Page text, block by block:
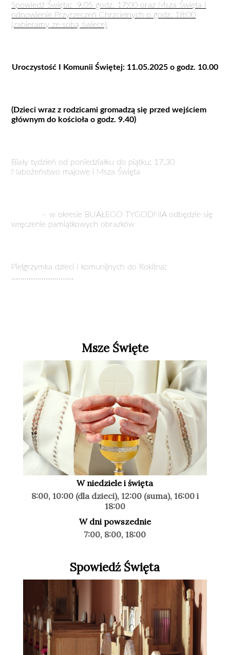
Spowiedź Święta: 9.05 godz. 17:00 oraz Msza Święta i
odnowienie Przyrzeczeń Chrzcielnych o godz. 18:00
(zabieramy ze sobą świece)
Uroczystość I Komunii Świętej: 11.05.2025 o godz. 10.00
(Dzieci wraz z rodzicami gromadzą się przed wejściem
głównym do kościoła o godz. 9.40)
Biały tydzień od poniedziałku do piątku: 17.30
Nabożeństwo majowe i Msza Święta
– w okresie BUAŁEGO TYGODNIA odbędzie się
wręczenie pamiątkowych obrazków
Pielgrzymka dzieci I komunijnych do Rokitna:
Msze Święte
W niedziele i święta
8:00, 10:00 (dla dzieci), 12:00 (suma), 16:00 i
18:00
W dni powszednie
7:00, 8:00, 18:00
Spowiedź Święta